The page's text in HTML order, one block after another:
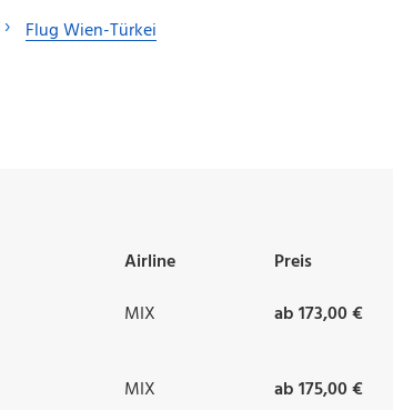
Flug Wien-Türkei
Airline Preis
MIX ab 173,00 €
MIX ab 175,00 €